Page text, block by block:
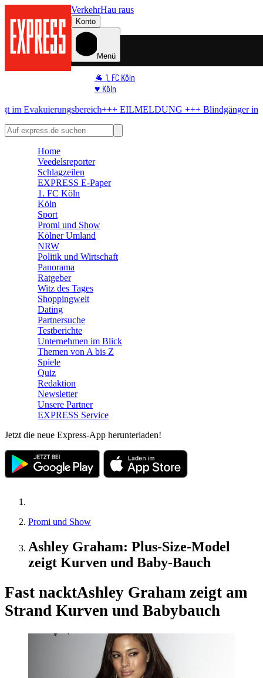
VerkehrHau raus
Konto
Menü
🐐 1. FC Köln
♥️ Köln
🏆 Sport
+++ EILMELDUNG +++Blindgänger in KölnBombe
Home
Veedelsreporter
Schlagzeilen
EXPRESS E-Paper
1. FC Köln
Köln
Sport
Promi und Show
Kölner Umland
NRW
Politik und Wirtschaft
Panorama
Ratgeber
Witz des Tages
Shoppingwelt
Dating
Partnersuche
Testberichte
Unternehmen im Blick
Themen von A bis Z
Spiele
Quiz
Redaktion
Newsletter
Unsere Partner
EXPRESS Service
Jetzt die neue Express-App herunterladen!
Promi und Show
Ashley Graham: Plus-Size-Model
zeigt Kurven und Baby-Bauch
Fast nacktAshley Graham zeigt am
Strand Kurven und Babybauch